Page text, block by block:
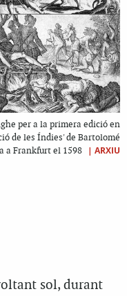
per a la primera edició en
de les Índies' de Bartolomé
a Frankfurt el 1598
| ARXIU
sol, durant